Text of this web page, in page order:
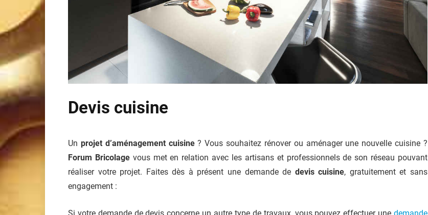
Devis cuisine
Un projet d’aménagement cuisine? Vous souhaitez rénover ou aménager une nouvelle cuisine ?
Forum Bricolagevous met en relation avec les artisans et professionnels de son réseau pouvant
réaliser votre projet. Faites dès à présent une demande de devis cuisine, gratuitement et sans
engagement :